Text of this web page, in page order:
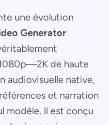
une évolution
Generator
de haute
audiovisuelle native,
et narration
modèle. Il est conçu